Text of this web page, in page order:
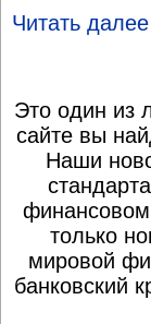
Читать далее
Это один из
сайте вы
Наши
только
мировой
банковский